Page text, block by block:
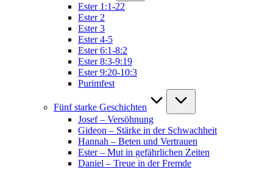
Ester 1:1-22
Ester 2
Ester 3
Ester 4-5
Ester 6:1-8:2
Ester 8:3-9:19
Ester 9:20-10:3
Purimfest
Fünf starke Geschichten
Josef – Versöhnung
Gideon – Stärke in der Schwachheit
Hannah – Beten und Vertrauen
Ester – Mut in gefährlichen Zeiten
Daniel – Treue in der Fremde